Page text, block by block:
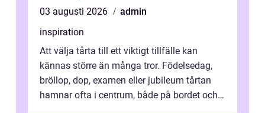
03 augusti 2026
admin
inspiration
Att välja tårta till ett viktigt tillfälle kan
kännas större än många tror. Födelsedag,
bröllop, dop, examen eller jubileum tårtan
hamnar ofta i centrum, både på bordet och i